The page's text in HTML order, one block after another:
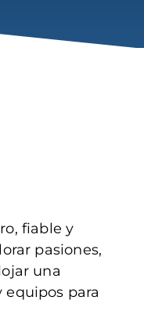
fiable y
pasiones,
una
para